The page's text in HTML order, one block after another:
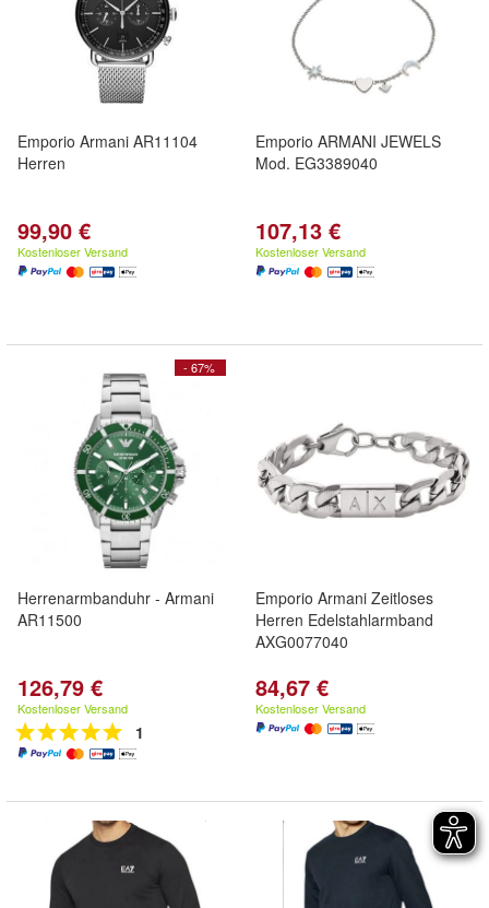
Emporio Armani AR11104
Herren
99,90 €
Kostenloser Versand
Emporio ARMANI JEWELS
Mod. EG3389040
107,13 €
Kostenloser Versand
- 67%
Herrenarmbanduhr - Armani
AR11500
126,79 €
Kostenloser Versand
1
Emporio Armani Zeitloses
Herren Edelstahlarmband
AXG0077040
84,67 €
Kostenloser Versand